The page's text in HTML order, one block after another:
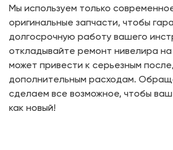
Мы используем только
оригинальные запчасти, чтобы
долгосрочную работу вашего
откладывайте ремонт нивелира
может привести к серьезным
дополнительным расходам.
сделаем все возможное, чтобы
как новый!